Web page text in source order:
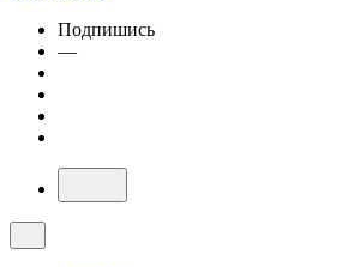
Подпишись
—